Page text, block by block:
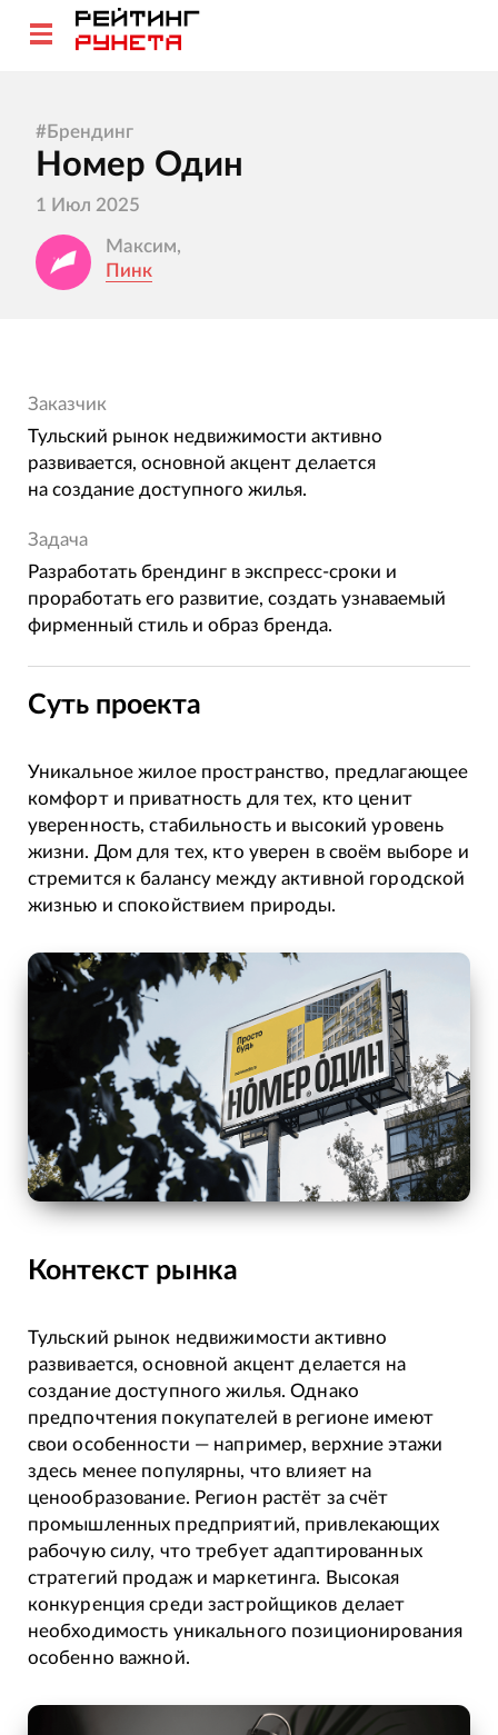
#Брендинг
Номер Один
1 Июл 2025
Максим,
Пинк
Заказчик
Тульский рынок недвижимости активно
развивается, основной акцент делается
на создание доступного жилья.
Задача
Разработать брендинг в экспресс-сроки и
проработать его развитие, создать узнаваемый
фирменный стиль и образ бренда.
Суть проекта
Уникальное жилое пространство, предлагающее
комфорт и приватность для тех, кто ценит
уверенность, стабильность и высокий уровень
жизни. Дом для тех, кто уверен в своём выборе и
стремится к балансу между активной городской
жизнью и спокойствием природы.
Контекст рынка
Тульский рынок недвижимости активно
развивается, основной акцент делается на
создание доступного жилья. Однако
предпочтения покупателей в регионе имеют
свои особенности — например, верхние этажи
здесь менее популярны, что влияет на
ценообразование. Регион растёт за счёт
промышленных предприятий, привлекающих
рабочую силу, что требует адаптированных
стратегий продаж и маркетинга. Высокая
конкуренция среди застройщиков делает
необходимость уникального позиционирования
особенно важной.